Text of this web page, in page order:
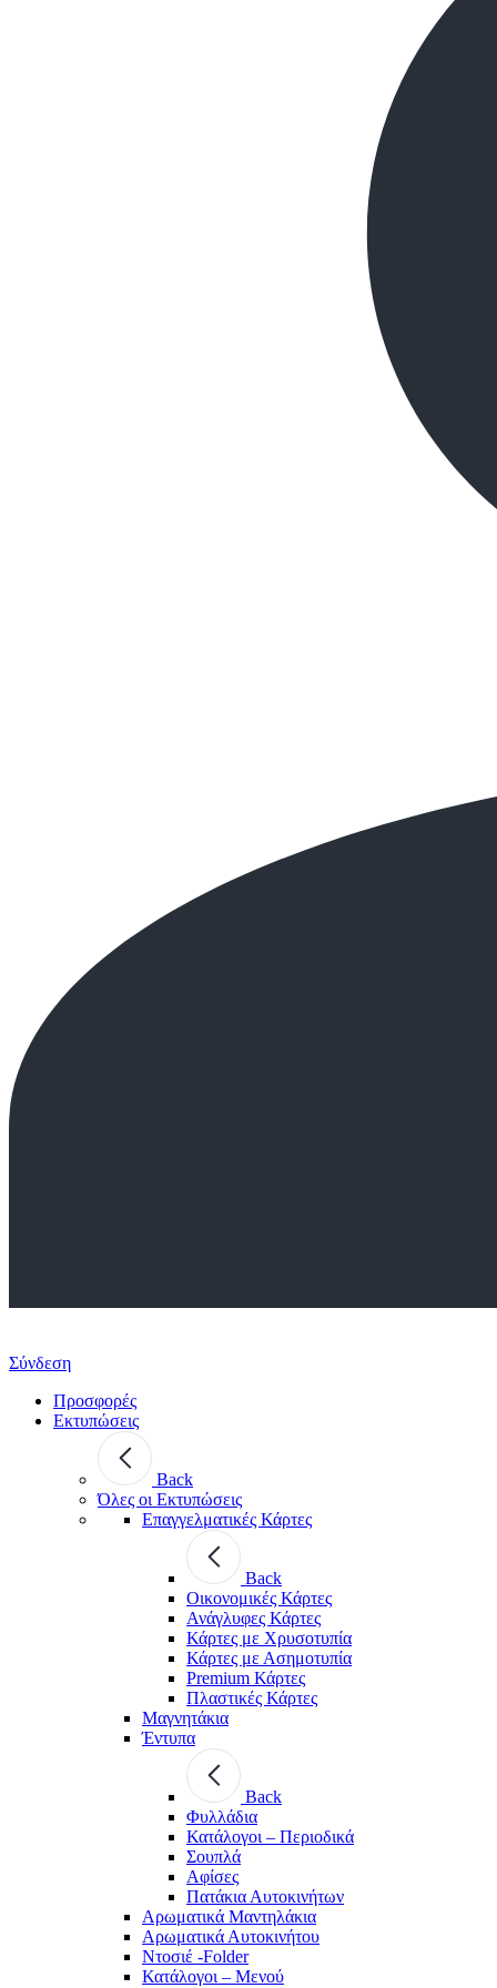
Σύνδεση
Προσφορές
Εκτυπώσεις
Back
Όλες οι Εκτυπώσεις
Επαγγελματικές Κάρτες
Back
Οικονομικές Κάρτες
Ανάγλυφες Κάρτες
Κάρτες με Χρυσοτυπία
Κάρτες με Ασημοτυπία
Premium Κάρτες
Πλαστικές Κάρτες
Μαγνητάκια
Έντυπα
Back
Φυλλάδια
Κατάλογοι – Περιοδικά
Σουπλά
Αφίσες
Πατάκια Αυτοκινήτων
Αρωματικά Μαντηλάκια
Αρωματικά Αυτοκινήτου
Ντοσιέ -Folder
Κατάλογοι – Μενού